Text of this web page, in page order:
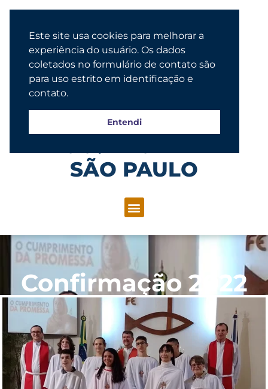
SÃO PAULO
Confirmação 2022
Este site usa cookies para melhorar a
experiência do usuário. Os dados
coletados no formulário de contato são
para uso estrito em identificação e
contato.
Entendi